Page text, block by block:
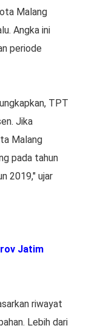
Malang
Angka ini
periode
TPT
Jika
Malang
pada tahun
2019," ujar
Jatim
riwayat
Lebih dari